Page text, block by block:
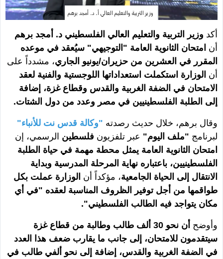
وزير التربية والتعليم العالي أ. د. أمجد برهم
أكد وزير التربية والتعليم العالي الفلسطيني د. أمجد برهم
أن امتحان الثانوية العامة "التوجيهي" سيُعقد في موعده
المقرر في العشرين من حزيران/يونيو الجاري، مشدداً على
أن الوزارة استكملت استعداداتها اللوجستية والفنية لعقد
الامتحان في الضفة الغربية والقدس وقطاع غزة، إضافة
إلى الطلبة الفلسطينيين في مصر وعدد من دول الشتات.
وقال برهم، خلال حديث رصدته "وكالة قدس نت للأنباء"
لبرنامج "ملف اليوم" عبر تلفزيون فلسطين الرسمي، إن
امتحان الثانوية العامة يمثل محطة مهمة في حياة الطلبة
الفلسطينيين، باعتباره نهاية المرحلة المدرسية وبداية
الانتقال إلى الحياة الجامعية، مؤكداً أن الوزارة عملت بكل
طواقمها من أجل توفير الظروف المناسبة لعقده "في أي
مكان يتواجد فيه الطالب الفلسطيني".
وأوضح
أن نحو 30 ألف طالب وطالبة من قطاع غزة
سيتقدمون للامتحان، إلى جانب ما يقارب ضعف هذا العدد
في الضفة الغربية والقدس، إضافة إلى نحو ألفي طالب في